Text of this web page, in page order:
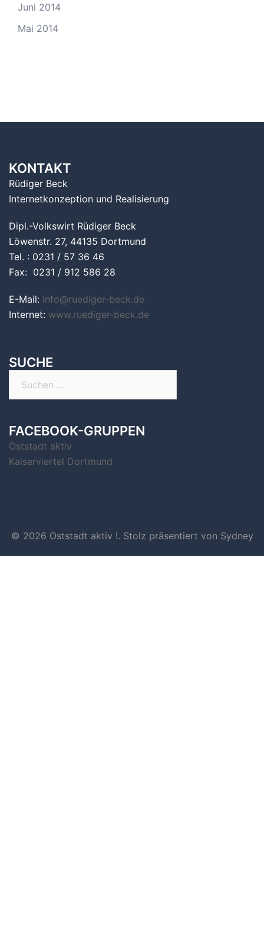
Juni 2014
Mai 2014
KONTAKT
Rüdiger Beck
Internetkonzeption und Realisierung
Dipl.-Volkswirt Rüdiger Beck
Löwenstr. 27, 44135 Dortmund
Tel. : 0231 / 57 36 46
Fax: 0231 / 912 586 28
E-Mail: info@ruediger-beck.de
Internet: www.ruediger-beck.de
SUCHE
nach:
FACEBOOK-GRUPPEN
Oststadt aktiv
Kaiserviertel Dortmund
© 2026 Oststadt aktiv !. Stolz präsentiert von Sydney